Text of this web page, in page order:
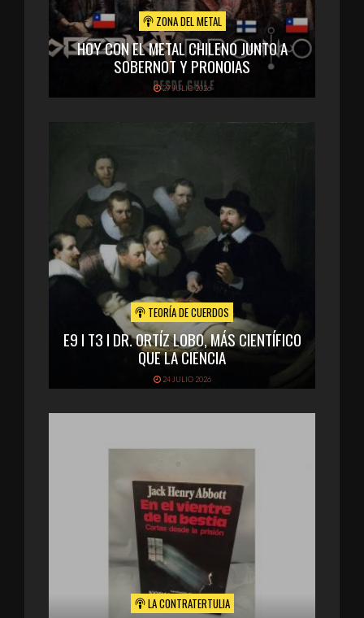
ZONA DEL METAL
HOY CON EL METAL CHILENO JUNTO A
SOBERNOT Y PRONOIAS
27 JULIO 2026
TEORÍA DE CUERDOS
E9 I T3 I DR. ORTÍZ LOBO, MÁS CIENTÍFICO
QUE LA CIENCIA
24 JULIO 2026
LA CONTRATERTULIA